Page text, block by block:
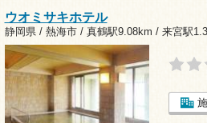
ウオミサキホテル
静岡県 / 熱海市 / 真鶴駅9.08km / 来宮駅